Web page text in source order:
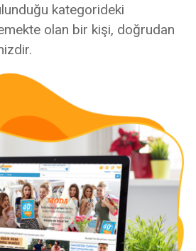
kategorideki
olan bir kişi, doğrudan